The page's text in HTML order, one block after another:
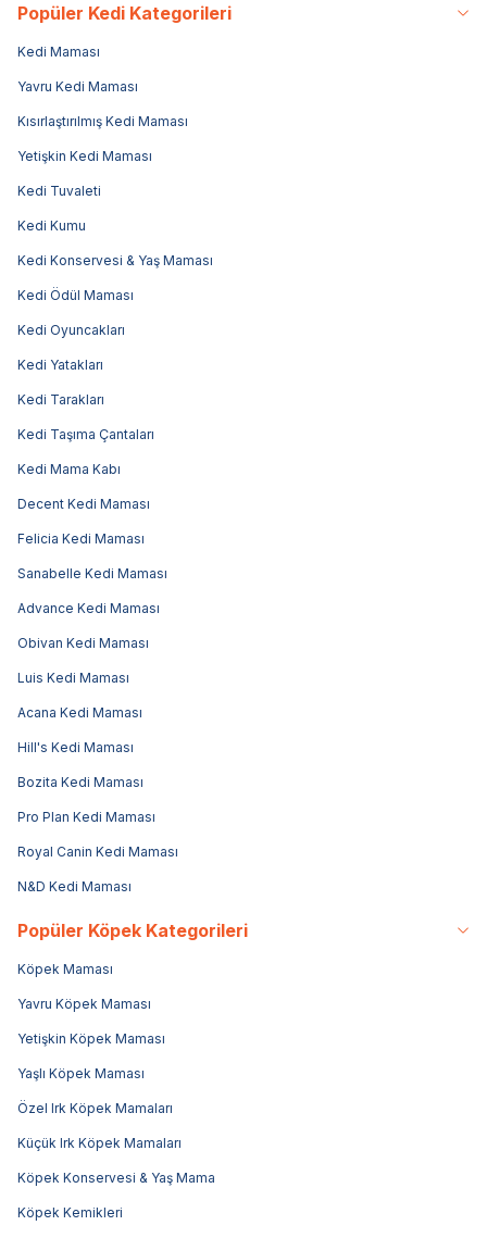
Popüler Kedi Kategorileri
Kedi Maması
Yavru Kedi Maması
Kısırlaştırılmış Kedi Maması
Yetişkin Kedi Maması
Kedi Tuvaleti
Kedi Kumu
Kedi Konservesi & Yaş Maması
Kedi Ödül Maması
Kedi Oyuncakları
Kedi Yatakları
Kedi Tarakları
Kedi Taşıma Çantaları
Kedi Mama Kabı
Decent Kedi Maması
Felicia Kedi Maması
Sanabelle Kedi Maması
Advance Kedi Maması
Obivan Kedi Maması
Luis Kedi Maması
Acana Kedi Maması
Hill's Kedi Maması
Bozita Kedi Maması
Pro Plan Kedi Maması
Royal Canin Kedi Maması
N&D Kedi Maması
Popüler Köpek Kategorileri
Köpek Maması
Yavru Köpek Maması
Yetişkin Köpek Maması
Yaşlı Köpek Maması
Özel Irk Köpek Mamaları
Küçük Irk Köpek Mamaları
Köpek Konservesi & Yaş Mama
Köpek Kemikleri